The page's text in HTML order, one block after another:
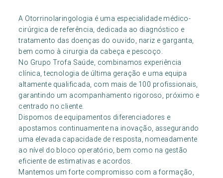
A Otorrinolaringologia é uma especialidade médico-
cirúrgica de referência, dedicada ao diagnóstico e
tratamento das doenças do ouvido, nariz e garganta,
bem como à cirurgia da cabeça e pescoço.
No Grupo Trofa Saúde, combinamos experiência
clínica, tecnologia de última geração e uma equipa
altamente qualificada, com mais de 100 profissionais,
garantindo um acompanhamento rigoroso, próximo e
centrado no cliente.
Dispomos de equipamentos diferenciadores e
apostamos continuamente na inovação, assegurando
uma elevada capacidade de resposta, nomeadamente
ao nível do bloco operatório, bem como na gestão
eficiente de estimativas e acordos.
Mantemos um forte compromisso com a formação,